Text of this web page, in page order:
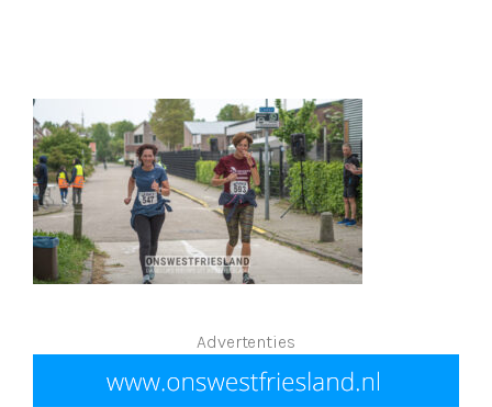
Advertenties